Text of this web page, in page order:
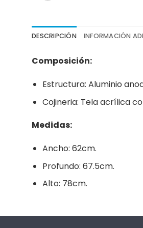
DESCRIPCIÓN INFORMACIÓN
Composición:
Estructura: Aluminio
Cojineria: Tela acrílica
Medidas:
Ancho: 62cm.
Profundo: 67.5cm.
Alto: 78cm.